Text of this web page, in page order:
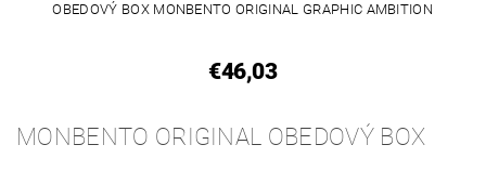
OBEDOVÝ BOX MONBENTO ORIGINAL GRAPHIC AMBITION
€46,03
MONBENTO ORIGINAL OBEDOVÝ BOX